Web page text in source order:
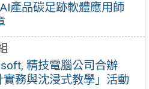
產品碳足跡軟體應用師
精技電腦公司合辦
實務與沈浸式教學」活動